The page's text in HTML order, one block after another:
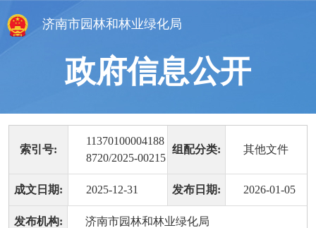
济南市园林和林业绿化局
政府信息公开
索引号:
11370100004188
8720/2025-00215
组配分类: 其他文件
成文日期: 2025-12-31 发布日期: 2026-01-05
发布机构: 济南市园林和林业绿化局